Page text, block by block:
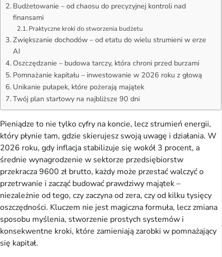
Budżetowanie – od chaosu do precyzyjnej kontroli nad
finansami
Praktyczne kroki do stworzenia budżetu
Zwiększanie dochodów – od etatu do wielu strumieni w erze
AI
Oszczędzanie – budowa tarczy, która chroni przed burzami
Pomnażanie kapitału – inwestowanie w 2026 roku z głową
Unikanie pułapek, które pożerają majątek
Twój plan startowy na najbliższe 90 dni
Pieniądze to nie tylko cyfry na koncie, lecz strumień energii,
który płynie tam, gdzie skierujesz swoją uwagę i działania. W
2026 roku, gdy inflacja stabilizuje się wokół 3 procent, a
średnie wynagrodzenie w sektorze przedsiębiorstw
przekracza 9600 zł brutto, każdy może przestać walczyć o
przetrwanie i zacząć budować prawdziwy majątek –
niezależnie od tego, czy zaczyna od zera, czy od kilku tysięcy
oszczędności. Kluczem nie jest magiczna formuła, lecz zmiana
sposobu myślenia, stworzenie prostych systemów i
konsekwentne kroki, które zamieniają zarobki w pomnażający
się kapitał.